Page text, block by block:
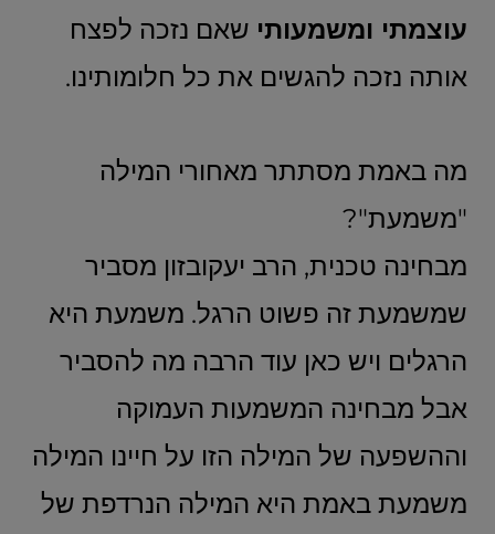
עוצמתי ומשמעותי שאם נזכה לפצח
אותה נזכה להגשים את כל חלומותינו.
מה באמת מסתתר מאחורי המילה
"משמעת"?
מבחינה טכנית, הרב יעקובזון מסביר
שמשמעת זה פשוט הרגל. משמעת היא
הרגלים ויש כאן עוד הרבה מה להסביר
אבל מבחינה המשמעות העמוקה
וההשפעה של המילה הזו על חיינו המילה
משמעת באמת היא המילה הנרדפת של